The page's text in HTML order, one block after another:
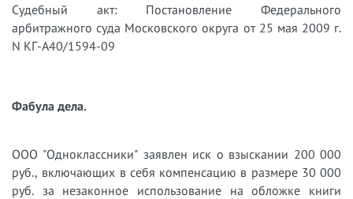
Судебный акт: Постановление Федерального
арбитражного суда Московского округа от 25 мая 2009 г.
N КГ-А40/1594-09
Фабула дела.
ООО "Одноклассники" заявлен иск о взыскании 200 000
руб., включающих в себя компенсацию в размере 30 000
руб. за незаконное использование на обложке книги